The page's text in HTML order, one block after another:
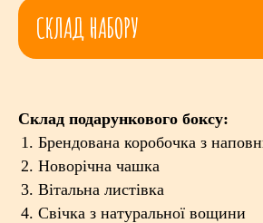
Склад подарункового боксу:
Брендована коробочка з
Новорічна чашка
Вітальна листівка
Свічка з натуральної вощини